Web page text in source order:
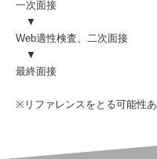
一次面接
▼
Web適性検査、二次面接
▼
最終面接
※リファレンスをとる可能性あ